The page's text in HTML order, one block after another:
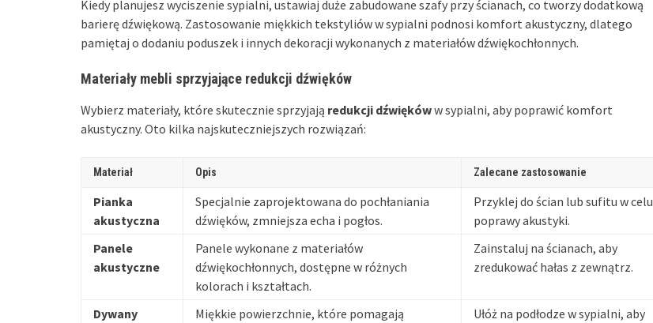
Kiedy planujesz wyciszenie sypialni, ustawiaj duże zabudowane szafy przy ścianach, co tworzy dodatkową
barierę dźwiękową. Zastosowanie miękkich tekstyliów w sypialni podnosi komfort akustyczny, dlatego
pamiętaj o dodaniu poduszek i innych dekoracji wykonanych z materiałów dźwiękochłonnych.
Materiały mebli sprzyjające redukcji dźwięków
Wybierz materiały, które skutecznie sprzyjają redukcji dźwiękóww sypialni, aby poprawić komfort
akustyczny. Oto kilka najskuteczniejszych rozwiązań:
Materiał Opis Zalecane zastosowanie
Pianka
akustyczna
Specjalnie zaprojektowana do pochłaniania
dźwięków, zmniejsza echa i pogłos.
Przyklej do ścian lub sufitu w celu
poprawy akustyki.
Panele
akustyczne
Panele wykonane z materiałów
dźwiękochłonnych, dostępne w różnych
kolorach i kształtach.
Zainstaluj na ścianach, aby
zredukować hałas z zewnątrz.
Dywany
Miękkie powierzchnie, które pomagają
Ułóż na podłodze w sypialni, aby